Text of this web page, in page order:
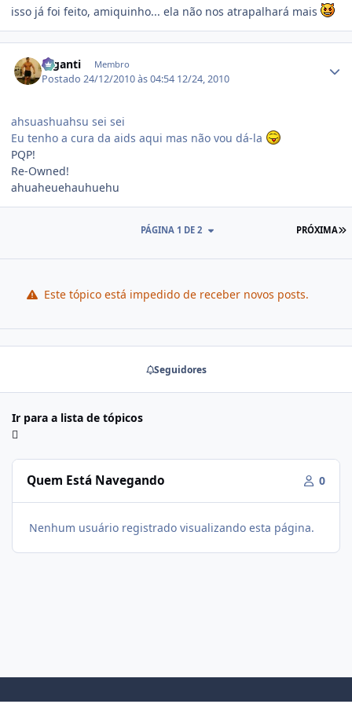
isso já foi feito, amiquinho... ela não nos atrapalhará mais
Giganti Membro
Postado24/12/2010 às 04:54 12/24, 2010
ahsuashuahsu sei sei
Eu tenho a cura da aids aqui mas não vou dá-la
PQP!
Re-Owned!
ahuaheuehauhuehu
PRÓXIMA
PÁGINA 1 DE 2
Este tópico está impedido de receber novos posts.
Seguidores
Ir para a lista de tópicos
Quem Está Navegando 0
Nenhum usuário registrado visualizando esta página.